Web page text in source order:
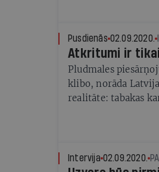
Pusdienās 02.09.2020.
Atkritumi ir
Pludmales
klibo, norāda
realitāte: tabakas
Intervija 02.09.2020.